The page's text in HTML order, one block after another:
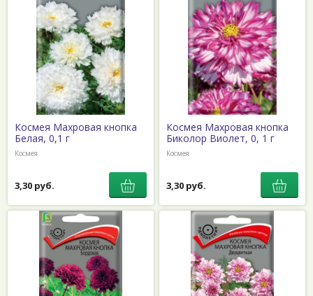
Космея Махровая кнопка
Белая, 0,1 г
Космея
3,30 руб.
Космея Махровая кнопка
Биколор Виолет, 0, 1 г
Космея
3,30 руб.